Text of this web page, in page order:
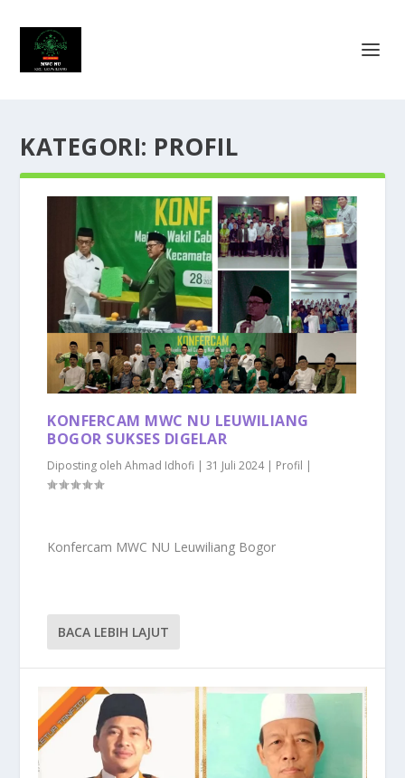
KATEGORI: PROFIL
KONFERCAM MWC NU LEUWILIANG
BOGOR SUKSES DIGELAR
Diposting olehAhmad Idhofi |31 Juli 2024| Profil |
Konfercam MWC NU Leuwiliang Bogor
BACA LEBIH LAJUT